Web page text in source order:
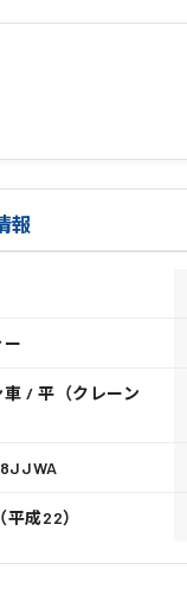
報
ー
車 / 平（クレーン
平成22）